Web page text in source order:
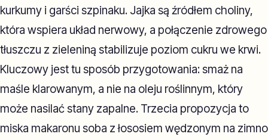
kurkumy i garści szpinaku. Jajka są źródłem choliny,
która wspiera układ nerwowy, a połączenie zdrowego
tłuszczu z zieleniną stabilizuje poziom cukru we krwi.
Kluczowy jest tu sposób przygotowania: smaż na
maśle klarowanym, a nie na oleju roślinnym, który
może nasilać stany zapalne. Trzecia propozycja to
miska makaronu soba z łososiem wędzonym na